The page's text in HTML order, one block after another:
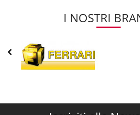
I NOSTRI